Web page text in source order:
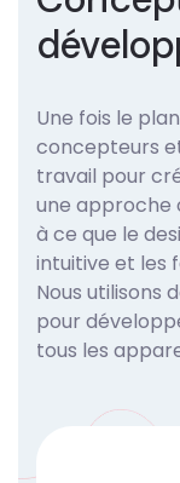
Une fois le
concepteurs
travail pour
une approche
à ce que le
intuitive et les
Nous utilisons
pour
tous les